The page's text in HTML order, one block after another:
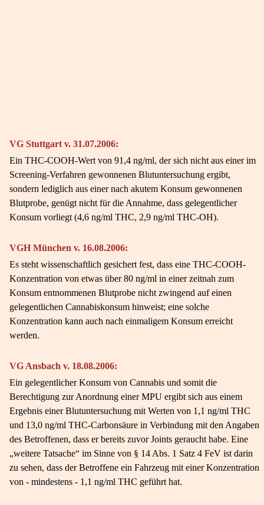
VG Stuttgart v. 31.07.2006:
Ein THC-COOH-Wert von 91,4 ng/ml, der sich nicht aus einer im
Screening-Verfahren gewonnenen Blutuntersuchung ergibt,
sondern lediglich aus einer nach akutem Konsum gewonnenen
Blutprobe, genügt nicht für die Annahme, dass gelegentlicher
Konsum vorliegt (4,6 ng/ml THC, 2,9 ng/ml THC-OH).
VGH München v. 16.08.2006:
Es steht wissenschaftlich gesichert fest, dass eine THC-COOH-
Konzentration von etwas über 80 ng/ml in einer zeitnah zum
Konsum entnommenen Blutprobe nicht zwingend auf einen
gelegentlichen Cannabiskonsum hinweist; eine solche
Konzentration kann auch nach einmaligem Konsum erreicht
werden.
VG Ansbach v. 18.08.2006:
Ein gelegentlicher Konsum von Cannabis und somit die
Berechtigung zur Anordnung einer MPU ergibt sich aus einem
Ergebnis einer Blutuntersuchung mit Werten von 1,1 ng/ml THC
und 13,0 ng/ml THC-Carbonsäure in Verbindung mit den Angaben
des Betroffenen, dass er bereits zuvor Joints geraucht habe. Eine
„weitere Tatsache“ im Sinne von § 14 Abs. 1 Satz 4 FeV ist darin
zu sehen, dass der Betroffene ein Fahrzeug mit einer Konzentration
von - mindestens - 1,1 ng/ml THC geführt hat.